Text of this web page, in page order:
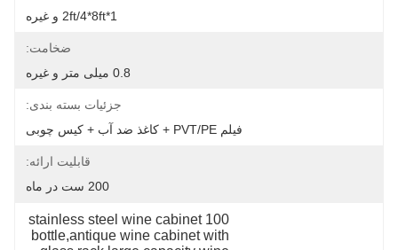
ضخامت:
0.8 میلی متر و غیره
جزئیات بسته بندی:
فیلم PVT/PE + کاغذ ضد آب + کیس چوبی
قابلیت ارائه:
200 ست در ماه
stainless steel wine cabinet 100
bottle,antique wine cabinet with